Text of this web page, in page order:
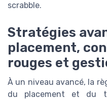
scrabble.
Stratégies
placement,
rouges et
À un niveau avancé, la
du placement et du